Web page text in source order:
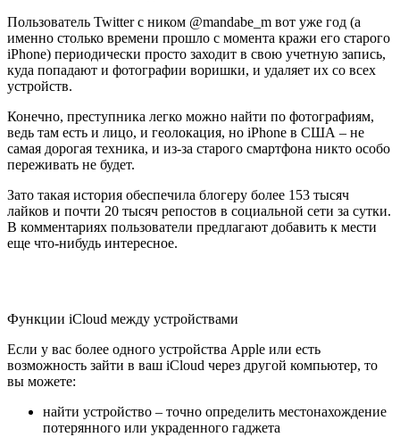
Пользователь Twitter с ником @mandabe_m вот уже год (а
именно столько времени прошло с момента кражи его старого
iPhone) периодически просто заходит в свою учетную запись,
куда попадают и фотографии воришки, и удаляет их со всех
устройств.
Конечно, преступника легко можно найти по фотографиям,
ведь там есть и лицо, и геолокация, но iPhone в США – не
самая дорогая техника, и из-за старого смартфона никто особо
переживать не будет.
Зато такая история обеспечила блогеру более 153 тысяч
лайков и почти 20 тысяч репостов в социальной сети за сутки.
В комментариях пользователи предлагают добавить к мести
еще что-нибудь интересное.
Функции iCloud между устройствами
Если у вас более одного устройства Apple или есть
возможность зайти в ваш iCloud через другой компьютер, то
вы можете:
найти устройство – точно определить местонахождение
потерянного или украденного гаджета